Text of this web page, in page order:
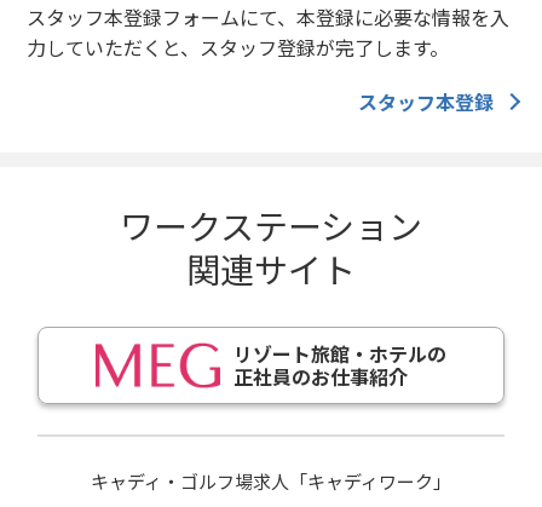
スタッフ本登録フォームにて、本登録に必要な情報を入
力していただくと、スタッフ登録が完了します。
スタッフ本登録
ワークステーション
関連サイト
リゾート旅館・ホテルの
正社員のお仕事紹介
キャディ・ゴルフ場求人「キャディワーク」